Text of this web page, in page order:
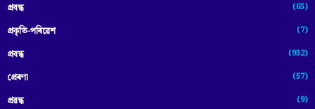
প্রবন্ধ (65)
প্ৰকৃতি-পৰিৱেশ (7)
প্ৰবন্ধ (932)
প্ৰেৰণা (57)
প্ৰৱন্ধ (9)